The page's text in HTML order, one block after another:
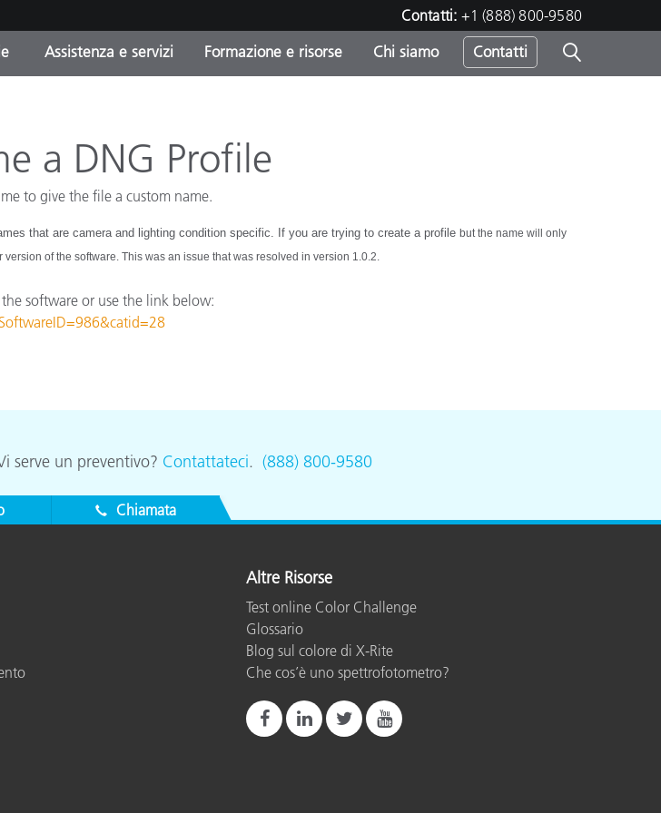
Contatti: +1 (888) 800-9580
Promozioni in corso
Online Store
Confezionati
Food Color Measurement
Beni Durevoli
Assistenza e servizi Formazione e risorse
Le più scaricate
Altre risorse
Chi siamo Contatti
a DNG Profile
to give the file a custom name.
that are camera and lighting condition specific. If you are trying to create a profile but the name will only
of the software. This was an issue that was resolved in version 1.0.2.
software or use the link below:
serve un preventivo? Contattateci. (888) 800-9580
Chiamata
Altre Risorse
Test online Color Challenge
Glossario
Blog sul colore di X-Rite
Che cos’è uno spettrofotometro?